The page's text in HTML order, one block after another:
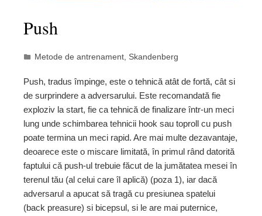
Push
Metode de antrenament, Skandenberg
Push, tradus împinge, este o tehnică atât de fortă, cât si
de surprindere a adversarului. Este recomandată fie
exploziv la start, fie ca tehnică de finalizare într-un meci
lung unde schimbarea tehnicii hook sau toproll cu push
poate termina un meci rapid. Are mai multe dezavantaje,
deoarece este o miscare limitată, în primul rând datorită
faptului că push-ul trebuie făcut de la jumătatea mesei în
terenul tău (al celui care îl aplică) (poza 1), iar dacă
adversarul a apucat să tragă cu presiunea spatelui
(back preasure) si bicepsul, si le are mai puternice,